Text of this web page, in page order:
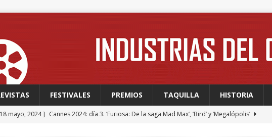
FESTIVALES PREMIOS TAQUILLA HISTORIA
mayo, 2024 ] Cannes 2024: día 3. ‘Furiosa: De la saga Mad Max’, ‘Bird’ y ‘Megalópolis’